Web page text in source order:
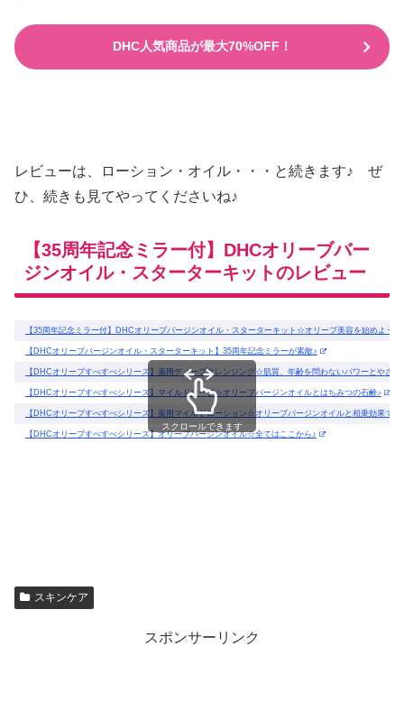
DHC人気商品が最大70%OFF！
レビューは、ローション・オイル・・・と続きます♪ ぜ
ひ、続きも見てやってくださいね♪
【35周年記念ミラー付】DHCオリーブバー
ジンオイル・スターターキットのレビュー
【35周年記念ミラー付】DHCオリーブバージンオイル・スターターキット☆オリーブ美容を始めよう！
【DHCオリーブバージンオイル・スターターキット】35周年記念ミラーが素敵♪
【DHCオリーブすべすべシリーズ】薬用ディープクレンジング☆肌質、年齢を問わないパワーとやさし
【DHCオリーブすべすべシリーズ】マイルドソープ☆オリーブバージンオイルとはちみつの石鹸♪
【DHCオリーブすべすべシリーズ】薬用マイルドローション☆オリーブバージンオイルと相乗効果でさ
【DHCオリーブすべすべシリーズ】オリーブバージンオイル☆全てはここから♪
スクロールできます
スキンケア
スポンサーリンク